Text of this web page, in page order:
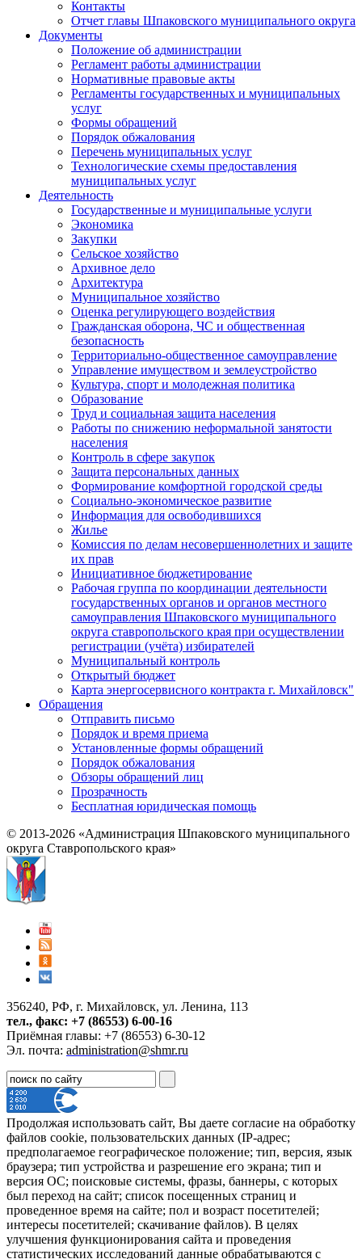
Контакты
Отчет главы Шпаковского муниципального округа
Документы
Положение об администрации
Регламент работы администрации
Нормативные правовые акты
Регламенты государственных и муниципальных
услуг
Формы обращений
Порядок обжалования
Перечень муниципальных услуг
Технологические схемы предоставления
муниципальных услуг
Деятельность
Государственные и муниципальные услуги
Экономика
Закупки
Сельское хозяйство
Архивное дело
Архитектура
Муниципальное хозяйство
Оценка регулирующего воздействия
Гражданская оборона, ЧС и общественная
безопасность
Территориально-общественное самоуправление
Управление имуществом и землеустройство
Культура, спорт и молодежная политика
Образование
Труд и социальная защита населения
Работы по снижению неформальной занятости
населения
Контроль в сфере закупок
Защита персональных данных
Формирование комфортной городской среды
Социально-экономическое развитие
Информация для освободившихся
Жилье
Комиссия по делам несовершеннолетних и защите
их прав
Инициативное бюджетирование
Рабочая группа по координации деятельности
государственных органов и органов местного
самоуправления Шпаковского муниципального
округа ставропольского края при осуществлении
регистрации (учёта) избирателей
Муниципальный контроль
Открытый бюджет
Карта энергосервисного контракта г. Михайловск"
Обращения
Отправить письмо
Порядок и время приема
Установленные формы обращений
Порядок обжалования
Обзоры обращений лиц
Прозрачность
Бесплатная юридическая помощь
© 2013-2026 «Администрация Шпаковского муниципального
округа Ставропольского края»
356240, РФ, г. Михайловск, ул. Ленина, 113
тел., факс: +7 (86553) 6-00-16
Приёмная главы: +7 (86553) 6-30-12
Эл. почта: administration@shmr.ru
Продолжая использовать сайт, Вы даете согласие на обработку
файлов cookie, пользовательских данных (IP-адрес;
предполагаемое географическое положение; тип, версия, язык
браузера; тип устройства и разрешение его экрана; тип и
версия ОС; поисковые системы, фразы, баннеры, с которых
был переход на сайт; список посещенных страниц и
проведенное время на сайте; пол и возраст посетителей;
интересы посетителей; скачивание файлов). В целях
улучшения функционирования сайта и проведения
статистических исследований данные обрабатываются с